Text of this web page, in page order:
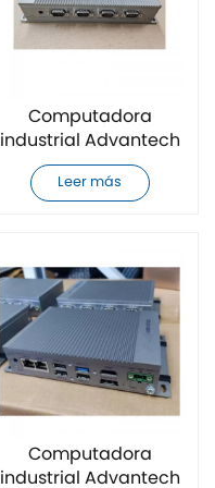
Computadora
industrial Advantech
UNO-148-B73BA
completamente
Leer más
Computadora
industrial Advantech